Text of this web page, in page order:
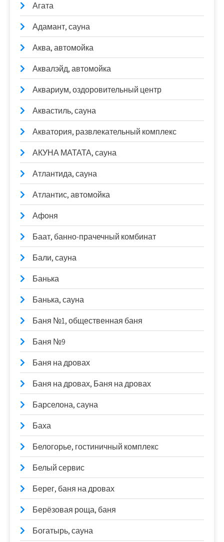
Агата
Адамант, сауна
Аква, автомойка
Аквалэйд, автомойка
Аквариум, оздоровительный центр
Аквастиль, сауна
Акватория, развлекательный комплекс
АКУНА МАТАТА, сауна
Атлантида, сауна
Атлантис, автомойка
Афоня
Баат, банно-прачечный комбинат
Бали, сауна
Банька
Банька, сауна
Баня №1, общественная баня
Баня №9
Баня на дровах
Баня на дровах, Баня на дровах
Барселона, сауна
Баха
Белогорье, гостиничный комплекс
Белый сервис
Берег, баня на дровах
Берёзовая роща, баня
Богатырь, сауна